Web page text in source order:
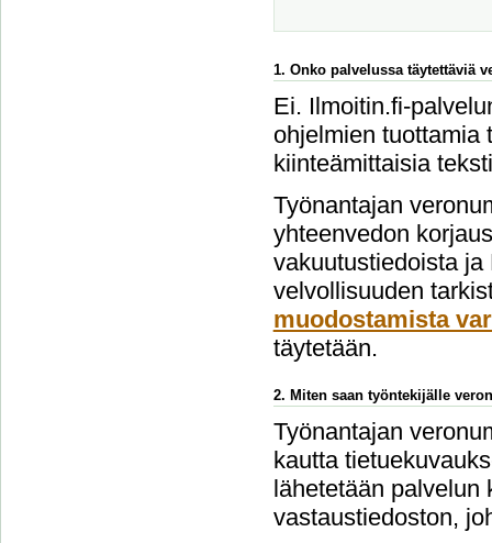
1. Onko palvelussa täytettäviä
Ei. Ilmoitin.fi-
ohjelmien tuottamia
kiinteämittaisia
Työnantajan
yhteenvedon
vakuutustiedoista
velvollisuuden
muodostamista
täytetään.
2. Miten saan työntekijälle
Työnantajan
kautta
lähetetään palvelun
vastaustiedoston,